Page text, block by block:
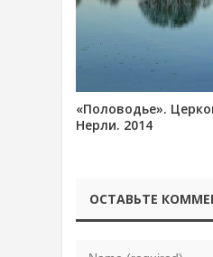
«Половодье».
Нерли. 2014
ОСТАВЬТЕ